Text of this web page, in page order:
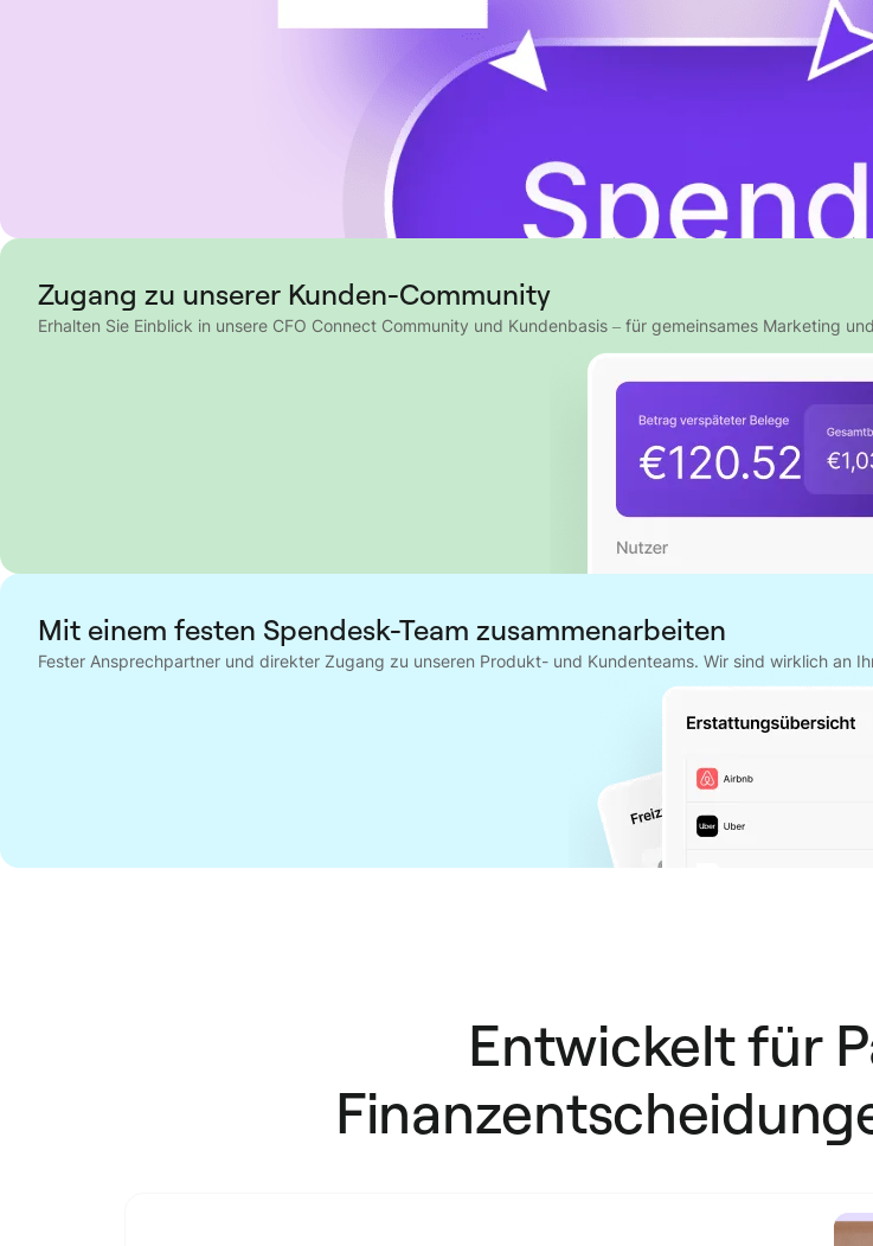
Zugang zu unserer Kunden-Community
Erhalten Sie Einblick in unsere CFO Connect Community und Kundenbasis – für gemeinsames Marketing
Mit einem festen Spendesk-Team zusammenarbeiten
Fester Ansprechpartner und direkter Zugang zu unseren Produkt- und Kundenteams. Wir sind wirklich an
Entwickelt für